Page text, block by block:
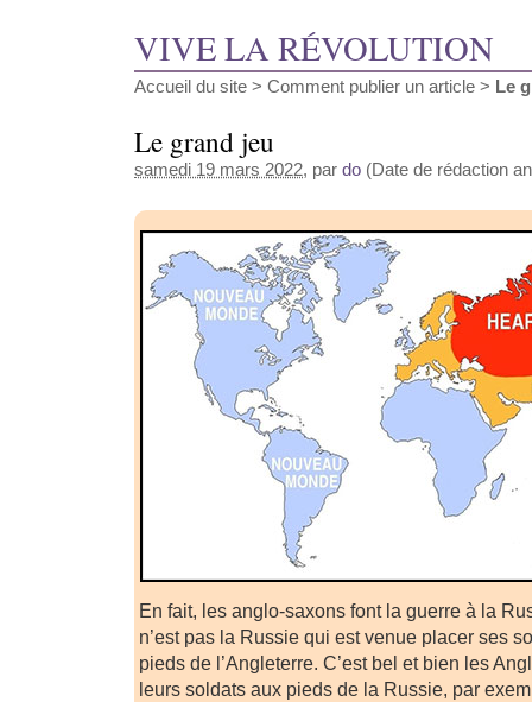
VIVE LA RÉVOLUTION
Accueil du site > Comment publier un article > Le
Le grand jeu
samedi 19 mars 2022, par do (Date de rédaction
En fait, les anglo-saxons font la guerre à la
n’est pas la Russie qui est venue placer ses
pieds de l’Angleterre. C’est bel et bien les
leurs soldats aux pieds de la Russie, par